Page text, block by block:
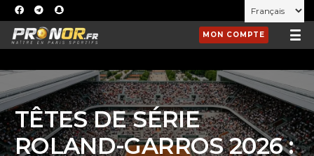
MON COMPTE
TÊTES DE SÉRIE
ROLAND-GARROS 2026 :